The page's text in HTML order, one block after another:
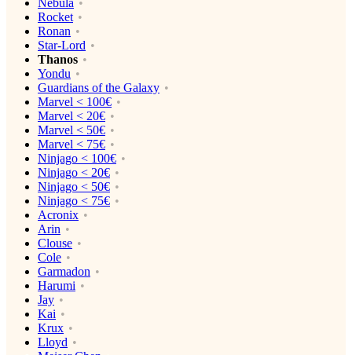
Rocket
Ronan
Star-Lord
Thanos
Yondu
Guardians of the Galaxy
Marvel < 100€
Marvel < 20€
Marvel < 50€
Marvel < 75€
Ninjago < 100€
Ninjago < 20€
Ninjago < 50€
Ninjago < 75€
Acronix
Arin
Clouse
Cole
Garmadon
Harumi
Jay
Kai
Krux
Lloyd